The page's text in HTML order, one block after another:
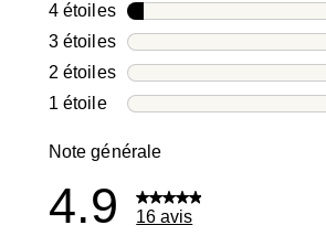
4 étoilesétoiles
3 étoilesétoiles
2 étoilesétoiles
1 étoileétoiles
Note générale
4.9 16 avis